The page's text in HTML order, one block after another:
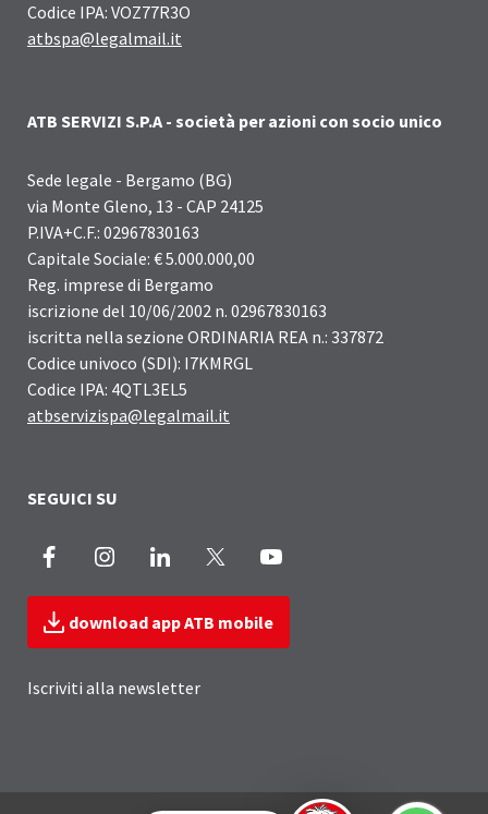
Codice IPA: VOZ77R3O
atbspa@legalmail.it
ATB SERVIZI S.P.A - società per azioni con socio unico
Sede legale - Bergamo (BG)
via Monte Gleno, 13 - CAP 24125
P.IVA+C.F.: 02967830163
Capitale Sociale: € 5.000.000,00
Reg. imprese di Bergamo
iscrizione del 10/06/2002 n. 02967830163
iscritta nella sezione ORDINARIA REA n.: 337872
Codice univoco (SDI): I7KMRGL
Codice IPA: 4QTL3EL5
atbservizispa@legalmail.it
SEGUICI SU
Facebook InstagramLinkedIn
download app ATB mobile
Iscriviti alla newsletter